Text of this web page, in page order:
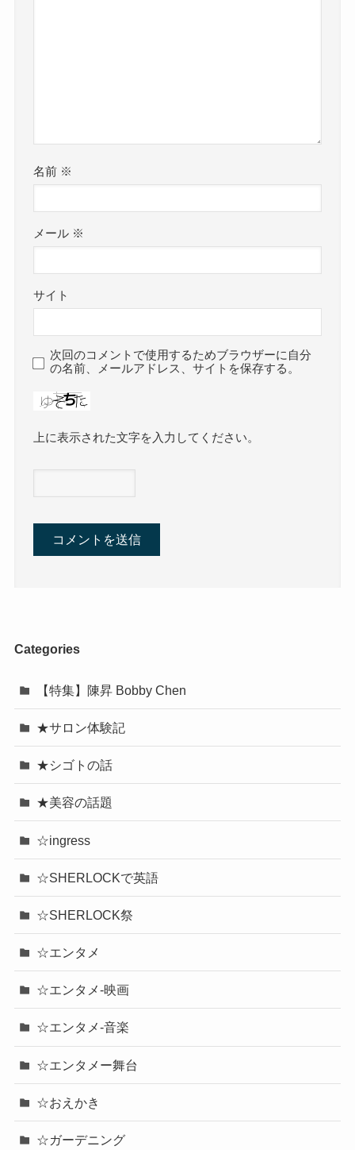
名前 ※
メール ※
サイト
次回のコメントで使用するためブラウザーに自分
の名前、メールアドレス、サイトを保存する。
上に表示された文字を入力してください。
Categories
【特集】陳昇 Bobby Chen
★サロン体験記
★シゴトの話
★美容の話題
☆ingress
☆SHERLOCKで英語
☆SHERLOCK祭
☆エンタメ
☆エンタメ-映画
☆エンタメ-音楽
☆エンタメー舞台
☆おえかき
☆ガーデニング